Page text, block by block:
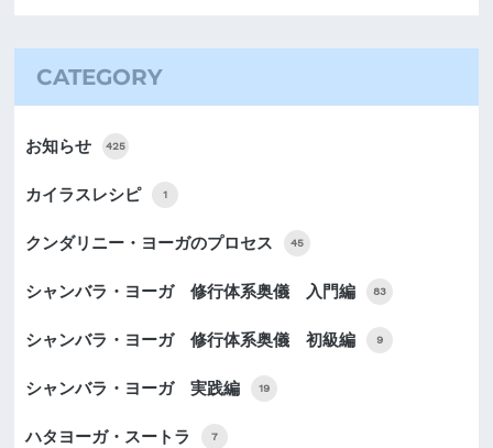
CATEGORY
お知らせ 425
カイラスレシピ 1
クンダリニー・ヨーガのプロセス 45
シャンバラ・ヨーガ 修行体系奥儀 入門編 83
シャンバラ・ヨーガ 修行体系奥儀 初級編 9
シャンバラ・ヨーガ 実践編 19
ハタヨーガ・スートラ 7